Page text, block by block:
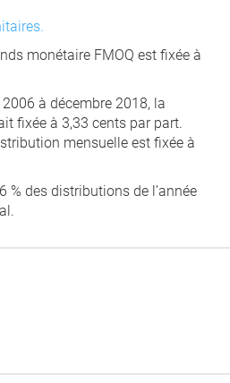
monétaire FMOQ est fixée à
à décembre 2018, la
fixée à 3,33 cents par part.
mensuelle est fixée à
% des distributions de l’année